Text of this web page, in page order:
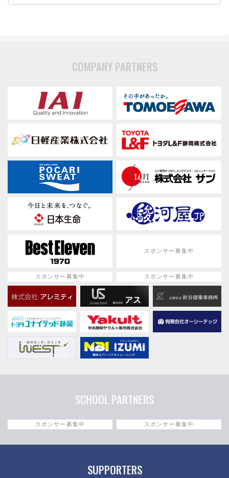
COMPANY PARTNERS
スポンサー募集中
スポンサー募集中 スポンサー募集中
SCHOOL PARTNERS
スポンサー募集中 スポンサー募集中
SUPPORTERS